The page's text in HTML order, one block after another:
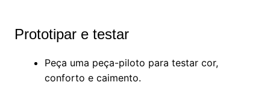
Prototipar e testar
Peça uma peça-piloto para testar cor,
conforto e caimento.